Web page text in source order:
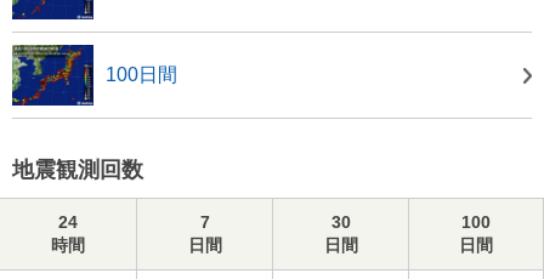
100日間
地震観測回数
24
時間
7
日間
30
日間
100
日間